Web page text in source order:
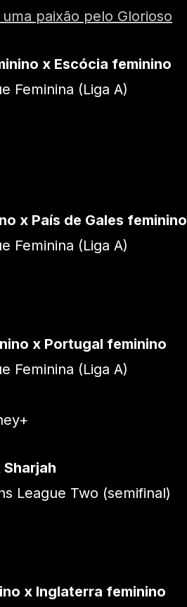
paixão pelo Glorioso
x Escócia feminino
Feminina (Liga A)
x País de Gales feminino
Feminina (Liga A)
x Portugal feminino
Feminina (Liga A)
League Two (semifinal)
x Inglaterra feminino